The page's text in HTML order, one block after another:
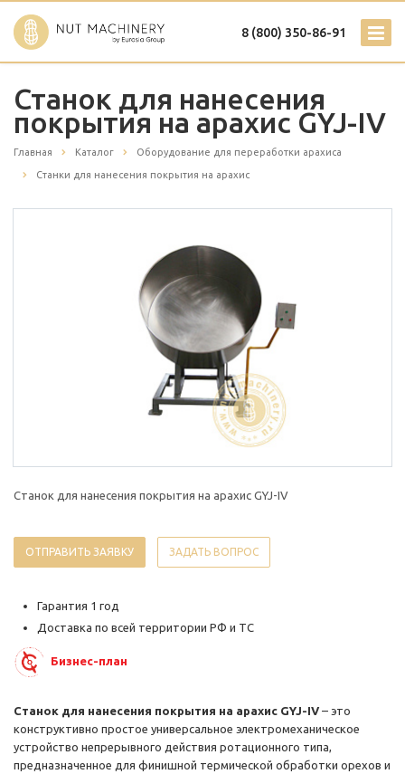
8 (800) 350-86-91
Станок для нанесения
покрытия на арахис GYJ-IV
Главная Каталог Оборудование для переработки арахиса
Станки для нанесения покрытия на арахис
Станок для нанесения покрытия на арахис GYJ-IV
ОТПРАВИТЬ ЗАЯВКУ ЗАДАТЬ ВОПРОС
Гарантия 1 год
Доставка по всей территории РФ и ТС
Бизнес-план
Станок для нанесения покрытия на арахис GYJ-IV – это
конструктивно простое универсальное электромеханическое
устройство непрерывного действия ротационного типа,
предназначенное для финишной термической обработки орехов и